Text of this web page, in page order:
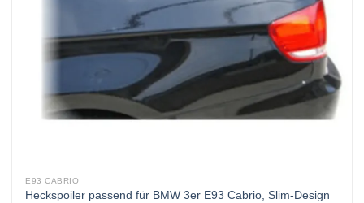
E93 CABRIO
Heckspoiler passend für BMW 3er E93 Cabrio, Slim-Design